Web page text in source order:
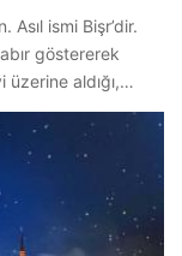
ismi Bişr’dir.
göstererek
üzerine aldığı,…